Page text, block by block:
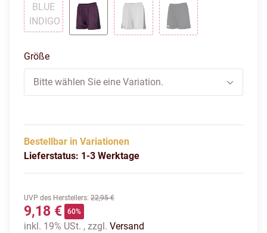
BLUE
INDIGO
BLUE INDIGO
Größe
Bitte wählen Sie eine Variation.
Bestellbar in Variationen
Lieferstatus: 1-3 Werktage
UVP des Herstellers: 22,95 €
9,18 € 60%
inkl. 19% USt. , zzgl. Versand